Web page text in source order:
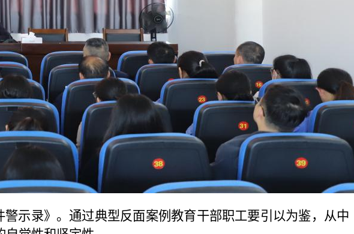
录》。通过典型反面案例教育干部职工要引以为鉴，从中